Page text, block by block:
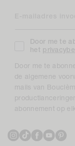
Door me te
het
Door me te
de algemene
mails van
abonnement op
Instagram
TikTokFacebook